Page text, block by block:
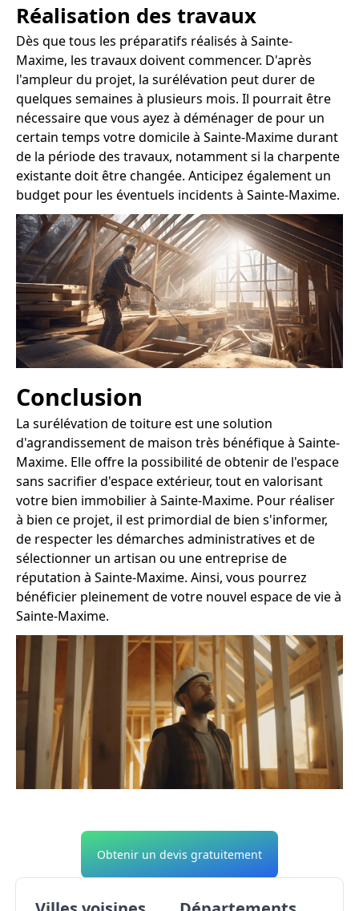
Réalisation des travaux
Dès que tous les préparatifs réalisés à Sainte-
Maxime, les travaux doivent commencer. D'après
l'ampleur du projet, la surélévation peut durer de
quelques semaines à plusieurs mois. Il pourrait être
nécessaire que vous ayez à déménager de pour un
certain temps votre domicile à Sainte-Maxime durant
de la période des travaux, notamment si la charpente
existante doit être changée. Anticipez également un
budget pour les éventuels incidents à Sainte-Maxime.
Conclusion
La surélévation de toiture est une solution
d'agrandissement de maison très bénéfique à Sainte-
Maxime. Elle offre la possibilité de obtenir de l'espace
sans sacrifier d'espace extérieur, tout en valorisant
votre bien immobilier à Sainte-Maxime. Pour réaliser
à bien ce projet, il est primordial de bien s'informer,
de respecter les démarches administratives et de
sélectionner un artisan ou une entreprise de
réputation à Sainte-Maxime. Ainsi, vous pourrez
bénéficier pleinement de votre nouvel espace de vie à
Sainte-Maxime.
Obtenir un devis gratuitement